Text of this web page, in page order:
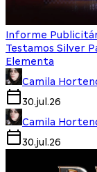
Informe
Testamos Silver
Elementa
Camila
30.jul.26
Camila
30.jul.26